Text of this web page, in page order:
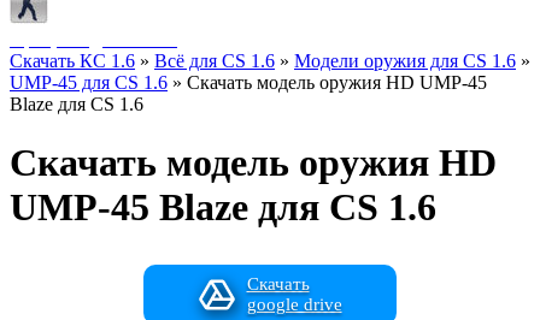
Скачать КС 1.6 » Всё для CS 1.6 » Модели оружия для CS 1.6 »
UMP-45 для CS 1.6 » Скачать модель оружия HD UMP-45
Blaze для CS 1.6
Скачать модель оружия HD
UMP-45 Blaze для CS 1.6
Скачать
google drive